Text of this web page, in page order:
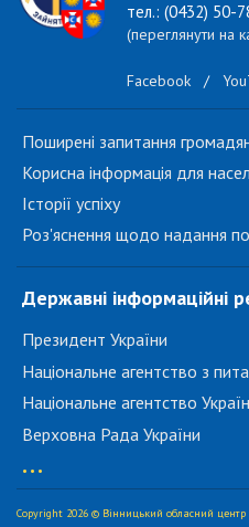
тел.: (0432) 50-
(переглянути на
Facebook /
Поширені запитання
Корисна інформація для
Історії успіху
Роз'яснення щодо надання
Державні інформаційні
Президент України
Національне агентство з
Національне агентство
Верховна Рада України
...
Copyright 2026 © Вінницький обласний центр